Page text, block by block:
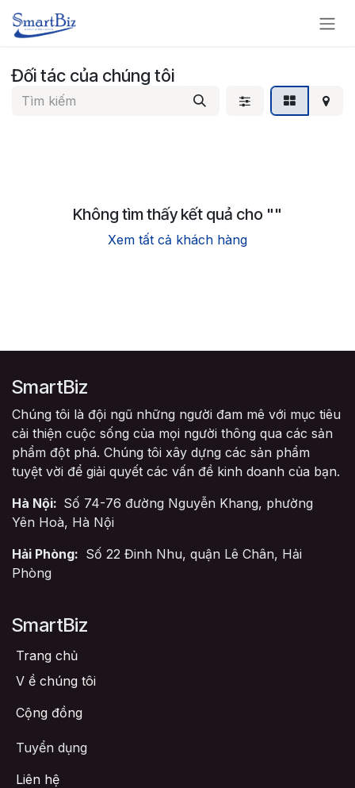
Bỏ qua để đến Nội dung
Đối tác của chúng tôi
Không tìm thấy kết quả cho ""
Xem tất cả khách hàng
SmartBiz
Chúng tôi là đội ngũ những người đam mê với mục tiêu
cải thiện cuộc sống của mọi người thông qua các sản
phẩm đột phá. Chúng tôi xây dựng các sản phẩm
tuyệt vời để giải quyết các vấn đề kinh doanh của bạn.
Hà Nội: Số 74-76 đường Nguyễn Khang, phường
Yên Hoà, Hà Nội
Hải Phòng: Số 22 Đinh Nhu, quận Lê Chân, Hải
Phòng
SmartBiz
Trang chủ
V ề chúng tôi
Cộng đồng
Tuyển dụng
Liên hệ